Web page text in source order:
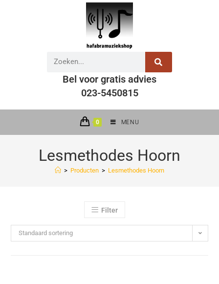
Bel voor gratis advies
023-5450815
0 MENU
Lesmethodes Hoorn
> Producten > Lesmethodes Hoorn
Filter
Standaard sortering